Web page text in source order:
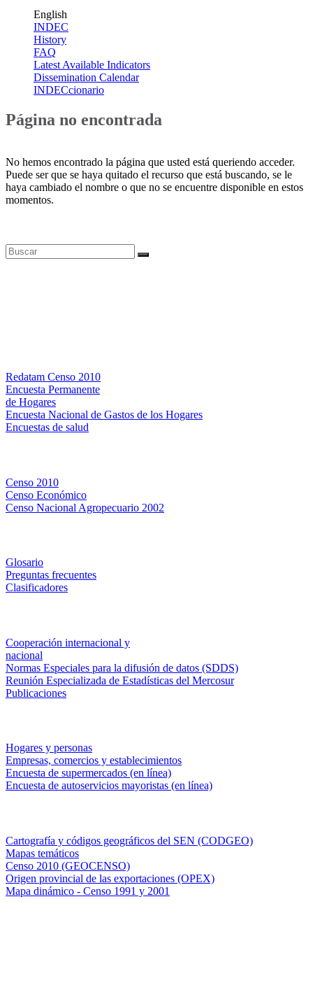
English
INDEC
History
FAQ
Latest Available Indicators
Dissemination Calendar
INDECcionario
Página no encontrada
No hemos encontrado la página que usted está queriendo acceder.
Puede ser que se haya quitado el recurso que está buscando, se le
haya cambiado el nombre o que no se encuentre disponible en estos
momentos.
Redatam Censo 2010
Encuesta Permanente
de Hogares
Encuesta Nacional de Gastos de los Hogares
Encuestas de salud
Censo 2010
Censo Económico
Censo Nacional Agropecuario 2002
Glosario
Preguntas frecuentes
Clasificadores
Cooperación internacional y
nacional
Normas Especiales para la difusión de datos (SDDS)
Reunión Especializada de Estadísticas del Mercosur
Publicaciones
Hogares y personas
Empresas, comercios y establecimientos
Encuesta de supermercados (en línea)
Encuesta de autoservicios mayoristas (en línea)
Cartografía y códigos geográficos del SEN (CODGEO)
Mapas temáticos
Censo 2010 (GEOCENSO)
Origen provincial de las exportaciones (OPEX)
Mapa dinámico - Censo 1991 y 2001